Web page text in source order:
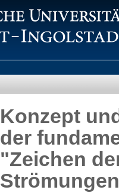
Konzept
der
"Zeichen
Strömungen